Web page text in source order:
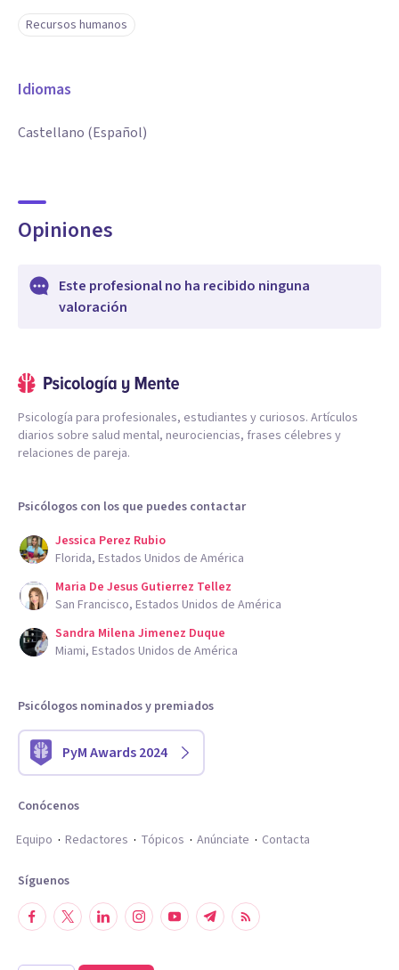
Recursos humanos
Idiomas
Castellano (Español)
Opiniones
Este profesional no ha recibido ninguna
valoración
Psicología para profesionales, estudiantes y curiosos. Artículos
diarios sobre salud mental, neurociencias, frases célebres y
relaciones de pareja.
Psicólogos con los que puedes contactar
Jessica Perez Rubio
Florida, Estados Unidos de América
Maria De Jesus Gutierrez Tellez
San Francisco, Estados Unidos de América
Sandra Milena Jimenez Duque
Miami, Estados Unidos de América
Psicólogos nominados y premiados
PyM Awards 2024
Conócenos
Equipo
Redactores Tópicos Anúnciate Contacta
Síguenos